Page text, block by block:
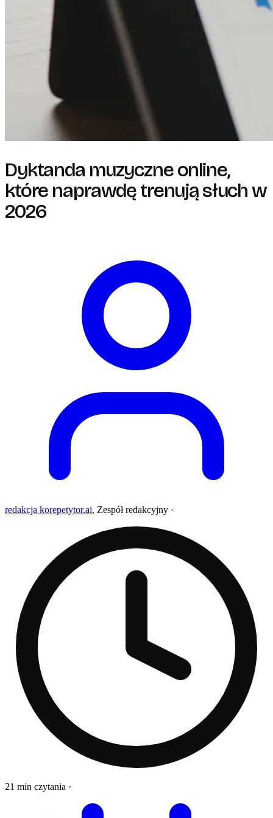
Dyktanda muzyczne online,
które naprawdę trenują słuch w
2026
redakcja korepetytor.ai, Zespół redakcyjny ·
21 min czytania ·